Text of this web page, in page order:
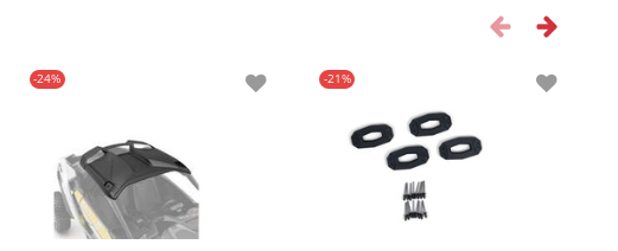
-24% -21%